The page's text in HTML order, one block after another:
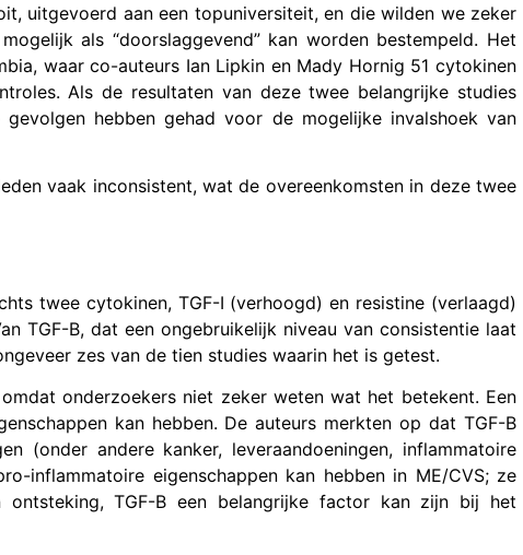
uitgevoerd aan een topuniversiteit, en die wilden we zeker
als “doorslaggevend” kan worden bestempeld. Het
waar co-auteurs Ian Lipkin en Mady Hornig 51 cytokinen
Als de resultaten van deze twee belangrijke studies
hebben gehad voor de mogelijke invalshoek van
vaak inconsistent, wat de overeenkomsten in deze twee
twee cytokinen, TGF-I (verhoogd) en resistine (verlaagd)
TGF-B, dat een ongebruikelijk niveau van consistentie laat
zes van de tien studies waarin het is getest.
onderzoekers niet zeker weten wat het betekent. Een
kan hebben. De auteurs merkten op dat TGF-B
(onder andere kanker, leveraandoeningen, inflammatoire
inflammatoire eigenschappen kan hebben in ME/CVS; ze
TGF-B een belangrijke factor kan zijn bij het